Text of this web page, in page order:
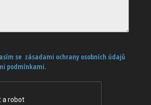
se zásadami ochrany osobních údajů
podmínkami.